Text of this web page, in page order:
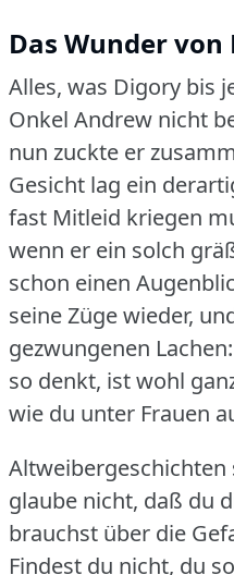
Das Wunder von
Alles, was Digory bis
Onkel Andrew nicht
nun zuckte er
Gesicht lag ein
fast Mitleid kriegen
wenn er ein solch
schon einen
seine Züge wieder,
gezwungenen Lachen:
so denkt, ist wohl
wie du unter Frauen
Altweibergeschichten
glaube nicht, daß du
brauchst über die
Findest du nicht, du